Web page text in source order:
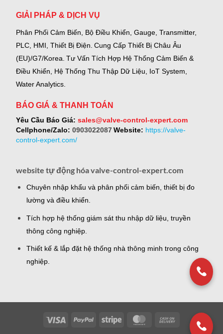
GIẢI PHÁP & DỊCH VỤ
Phân Phối Cảm Biến, Bộ Điều Khiển, Gauge, Transmitter,
PLC, HMI, Thiết Bị Điện. Cung Cấp Thiết Bị Châu Âu
(EU)/G7/Korea. Tư Vấn Tích Hợp Hệ Thống Cảm Biến &
Điều Khiển, Hệ Thống Thu Thập Dữ Liệu, IoT System,
Water Analytics.
BÁO GIÁ & THANH TOÁN
Yêu Cầu Báo Giá: sales@valve-control-expert.com
Cellphone/Zalo: 0903022087 Website: https://valve-
control-expert.com/
website tự động hóa valve-control-expert.com
Chuyên nhập khẩu và phân phối cảm biến, thiết bị đo
lường và điều khiển.
Tích hợp hệ thống giám sát thu nhập dữ liệu, truyền
thông công nghiệp.
Thiết kế & lắp đặt hệ thống nhà thông minh trong công
nghiệp.
Visa PayPal Stripe MasterCardCash